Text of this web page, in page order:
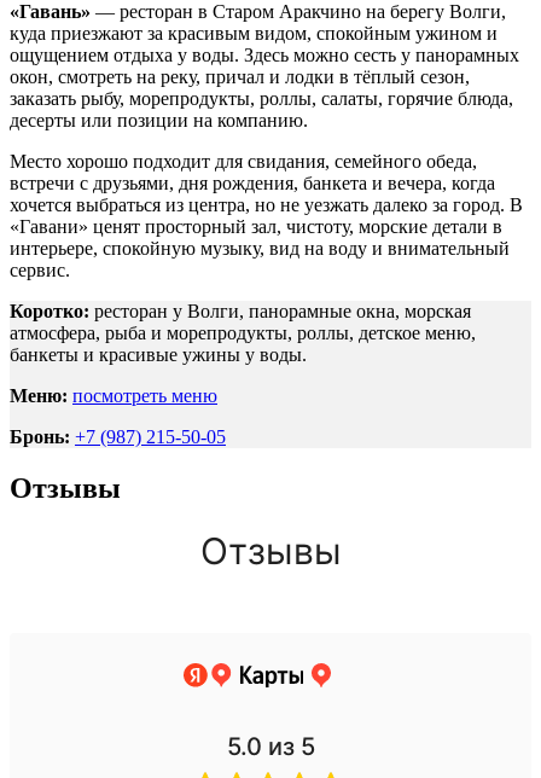
«Гавань» — ресторан в Старом Аракчино на берегу Волги,
куда приезжают за красивым видом, спокойным ужином и
ощущением отдыха у воды. Здесь можно сесть у панорамных
окон, смотреть на реку, причал и лодки в тёплый сезон,
заказать рыбу, морепродукты, роллы, салаты, горячие блюда,
десерты или позиции на компанию.
Место хорошо подходит для свидания, семейного обеда,
встречи с друзьями, дня рождения, банкета и вечера, когда
хочется выбраться из центра, но не уезжать далеко за город. В
«Гавани» ценят просторный зал, чистоту, морские детали в
интерьере, спокойную музыку, вид на воду и внимательный
сервис.
Коротко: ресторан у Волги, панорамные окна, морская
атмосфера, рыба и морепродукты, роллы, детское меню,
банкеты и красивые ужины у воды.
Меню: посмотреть меню
Бронь: +7 (987) 215-50-05
Отзывы
Отзывы
5.0 из 5